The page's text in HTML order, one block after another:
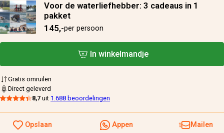
Voor de waterliefhebber: 3 cadeaus in 1
pakket
145,-per persoon
In winkelmandje
Gratis omruilen
Direct geleverd
8,7 uit 1.688 beoordelingen
Opslaan Appen Mailen